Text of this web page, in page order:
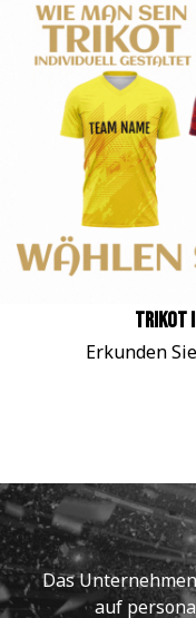
Trikot
Erkunden
Das
auf